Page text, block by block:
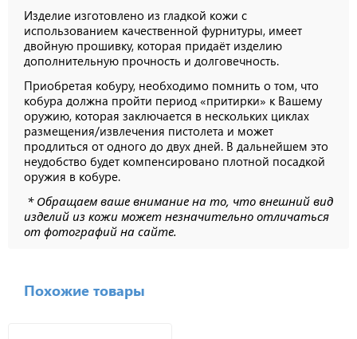
Изделие изготовлено из гладкой кожи с
использованием качественной фурнитуры, имеет
двойную прошивку, которая придаёт изделию
дополнительную прочность и долговечность.
Приобретая кобуру, необходимо помнить о том, что
кобура должна пройти период «притирки» к Вашему
оружию, которая заключается в нескольких циклах
размещения/извлечения пистолета и может
продлиться от одного до двух дней. В дальнейшем это
неудобство будет компенсировано плотной посадкой
оружия в кобуре.
* Обращаем ваше внимание на то, что внешний вид
изделий из кожи может незначительно отличаться
от фотографий на сайте.
Похожие товары